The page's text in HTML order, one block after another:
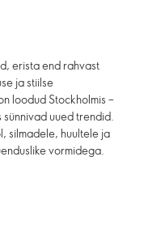
erista end rahvast
ja stiilse
loodud Stockholmis –
sünnivad uued trendid.
silmadele, huultele ja
vormidega.